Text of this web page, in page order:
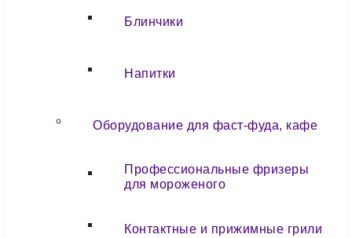
Блинчики
Напитки
Оборудование для фаст-фуда, кафе
Профессиональные фризеры
для мороженого
Контактные и прижимные грили